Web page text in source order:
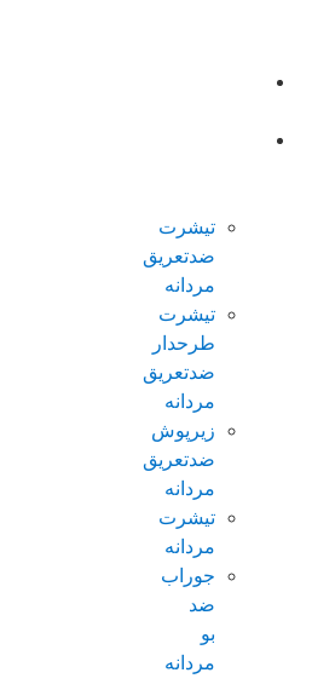
تیشرت
ضدتعریق
مردانه
تیشرت
طرحدار
ضدتعریق
مردانه
زیرپوش
ضدتعریق
مردانه
تیشرت
مردانه
جوراب
ضد
بو
مردانه